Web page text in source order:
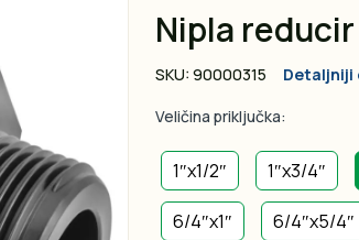
Nipla reducir
SKU: 90000315 Detaljniji
Veličina priključka:
1″x1/2″ 1″x3/4″
6/4″x1″ 6/4″x5/4″